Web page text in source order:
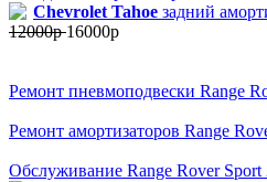
Chevrolet Tahoe задний
12000р16000р
Ремонт пневмоподвески Range
Ремонт амортизаторов Range
Обслуживание Range Rover